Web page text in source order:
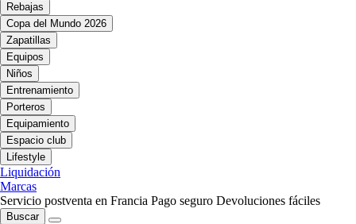
Rebajas
Copa del Mundo 2026
Zapatillas
Equipos
Niños
Entrenamiento
Porteros
Equipamiento
Espacio club
Lifestyle
Liquidación
Marcas
Servicio postventa en Francia Pago seguro Devoluciones fáciles
Buscar